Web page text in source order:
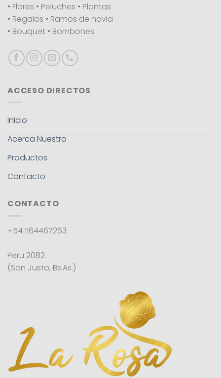
• Flores • Peluches • Plantas
• Regalos • Ramos de novia
• Bouquet • Bombones
ACCESO DIRECTOS
Inicio
Acerca Nuestro
Productos
Contacto
CONTACTO
+54 1164467263
Peru 2082
(San Justo, Bs.As.)